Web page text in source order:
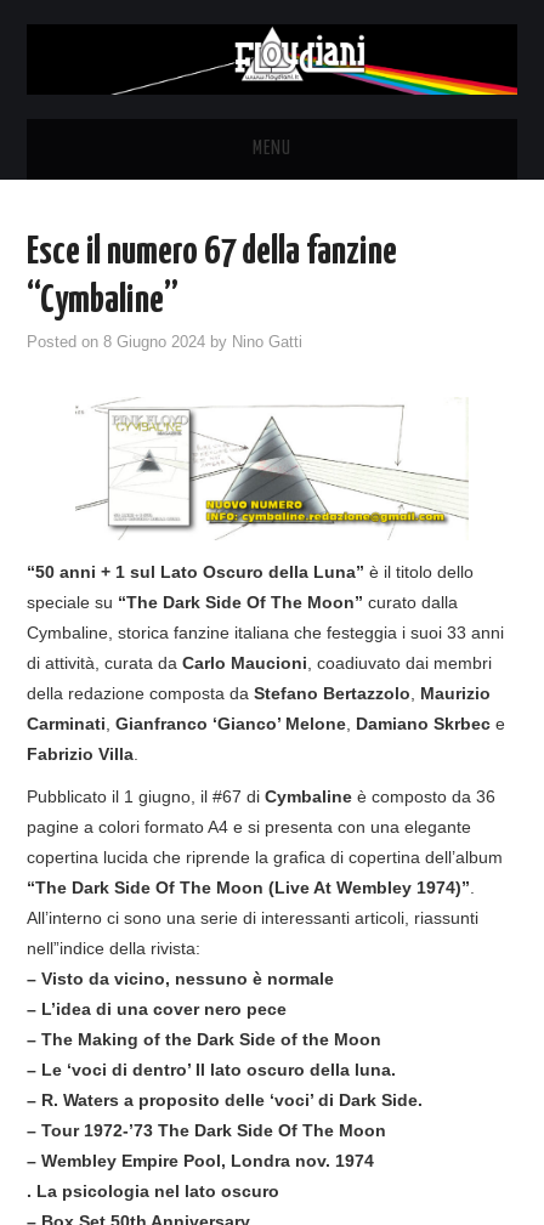
MENU
THE LUNATICS
SYD BARRETT – ALLE SOGLIE
COVER & TRIBUTI
EVENTI
DISCOGRAFIA
LINKS
CONTATTI
RELICS – SFALCI E RAMAGLIE
PINKFLOYDIANE
POLICY/COOKIES
Esce il numero 67 della fanzine
“Cymbaline”
Posted on8 Giugno 2024 by Nino Gatti
“50 anni + 1 sul Lato Oscuro della Luna” è il titolo dello
speciale su “The Dark Side Of The Moon”curato dalla
Cymbaline, storica fanzine italiana che festeggia i suoi 33 anni
di attività, curata daCarlo Maucioni , coadiuvato dai membri
della redazione composta daStefano Bertazzolo
Maurizio
Carminati ,Gianfranco ‘Gianco’ Melone Damiano Skrbec e
Fabrizio Villa
Pubblicato il 1 giugno, il #67 diCymbaline è composto da 36
pagine a colori formato A4 e si presenta con una elegante
copertina lucida che riprende la grafica di copertina dell’album
“The Dark Side Of The Moon (Live At Wembley 1974)”
All’interno ci sono una serie di interessanti articoli, riassunti
nell”indice della rivista:
– Visto da vicino, nessuno è normale
– L’idea di una cover nero pece
– The Making of the Dark Side of the Moon
– Le ‘voci di dentro’ Il lato oscuro della luna.
– R. Waters a proposito delle ‘voci’ di Dark Side.
– Tour 1972-’73 The Dark Side Of The Moon
– Wembley Empire Pool, Londra nov. 1974
. La psicologia nel lato oscuro